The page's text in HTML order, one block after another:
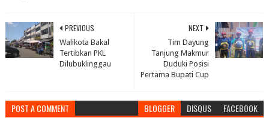
NEXT
Tim Dayung
Tanjung Makmur
Duduki Posisi
Pertama Bupati Cup
PREVIOUS
Walikota Bakal
Tertibkan PKL
Dilubuklinggau
POST A COMMENT BLOGGER DISQUS FACEBOOK